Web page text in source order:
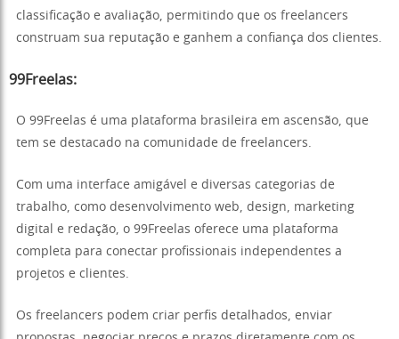
classificação e avaliação, permitindo que os freelancers
construam sua reputação e ganhem a confiança dos clientes.
99Freelas:
O 99Freelas é uma plataforma brasileira em ascensão, que
tem se destacado na comunidade de freelancers.
Com uma interface amigável e diversas categorias de
trabalho, como desenvolvimento web, design, marketing
digital e redação, o 99Freelas oferece uma plataforma
completa para conectar profissionais independentes a
projetos e clientes.
Os freelancers podem criar perfis detalhados, enviar